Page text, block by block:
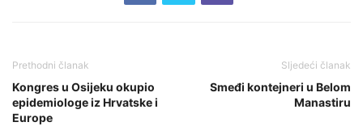
Prethodni članak
Kongres u Osijeku okupio
epidemiologe iz Hrvatske i
Europe
Sljedeći članak
Smeđi kontejneri u Belom
Manastiru